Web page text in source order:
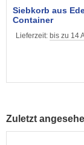
Siebkorb aus
Container
Lieferzeit: bis zu 14
Zuletzt